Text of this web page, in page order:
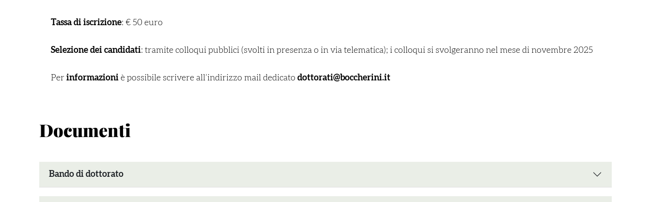
Tassa di iscrizione: € 50 euro
Selezione dei candidati: tramite colloqui pubblici (svolti in presenza o in via telematica); i colloqui si svolgeranno nel mese di novembre 2025
Per informazioni è possibile scrivere all’indirizzo mail dedicato dottorati@boccherini.it
Documenti
Bando di dottorato